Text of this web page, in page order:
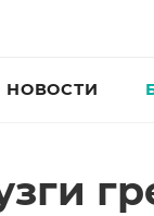
НОВОСТИ